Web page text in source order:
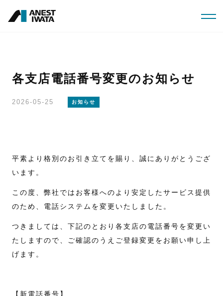
イ
各支店電話番号変更のお知らせ
2026-05-25 お知らせ
平素より格別のお引き立てを賜り、誠にありがとうござ
います。
この度、弊社ではお客様へのより安定したサービス提供
のため、電話システムを変更いたしました。
つきましては、下記のとおり各支店の電話番号を変更い
たしますので、ご確認のうえご登録変更をお願い申し上
げます。
【新電話番号】